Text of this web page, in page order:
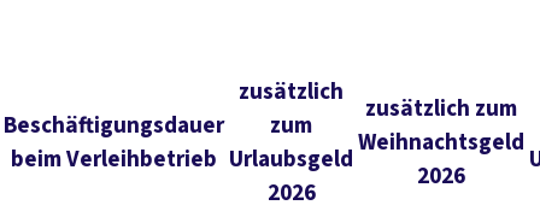
Beschäftigungsdauer
beim Verleihbetrieb
zusätzlich
zum
Urlaubsgeld
2026
zusätzlich zum
Weihnachtsgeld
2026